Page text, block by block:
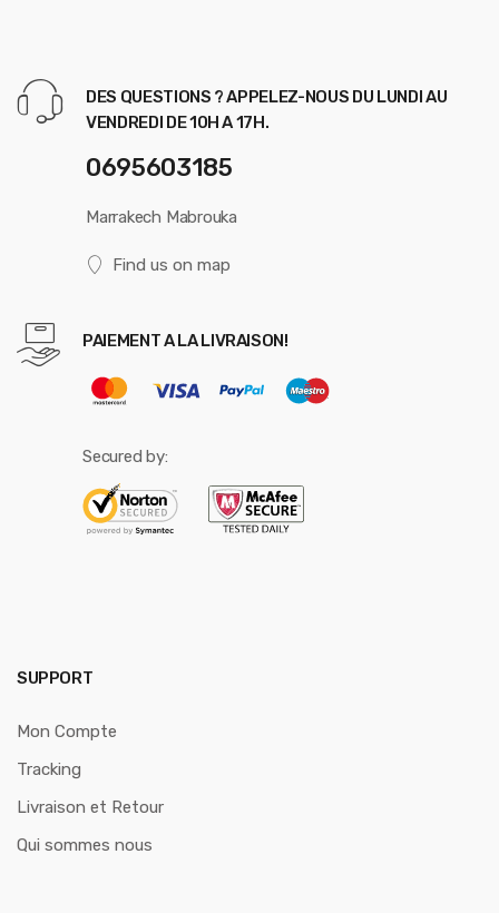
DES QUESTIONS ? APPELEZ-NOUS DU LUNDI AU
VENDREDI DE 10H A 17H.
0695603185
Marrakech Mabrouka
Find us on map
PAIEMENT A LA LIVRAISON!
Secured by:
SUPPORT
Mon Compte
Tracking
Livraison et Retour
Qui sommes nous